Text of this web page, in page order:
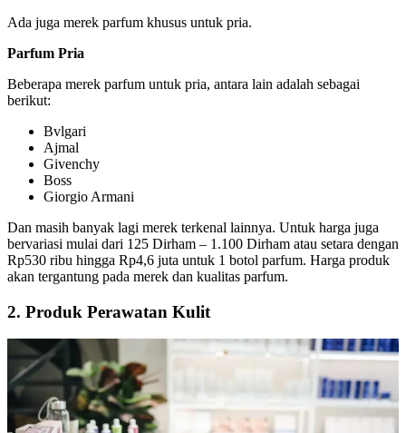
Ada juga merek parfum khusus untuk pria.
Parfum Pria
Beberapa merek parfum untuk pria, antara lain adalah sebagai
berikut:
Bvlgari
Ajmal
Givenchy
Boss
Giorgio Armani
Dan masih banyak lagi merek terkenal lainnya. Untuk harga juga
bervariasi mulai dari 125 Dirham – 1.100 Dirham atau setara dengan
Rp530 ribu hingga Rp4,6 juta untuk 1 botol parfum. Harga produk
akan tergantung pada merek dan kualitas parfum.
2. Produk Perawatan Kulit